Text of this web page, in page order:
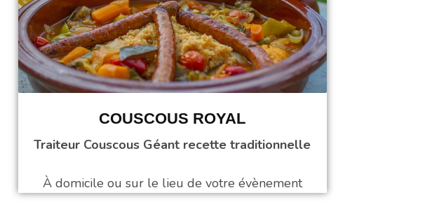
COUSCOUS ROYAL
Traiteur Couscous Géant recette traditionnelle
À domicile ou sur le lieu de votre évènement